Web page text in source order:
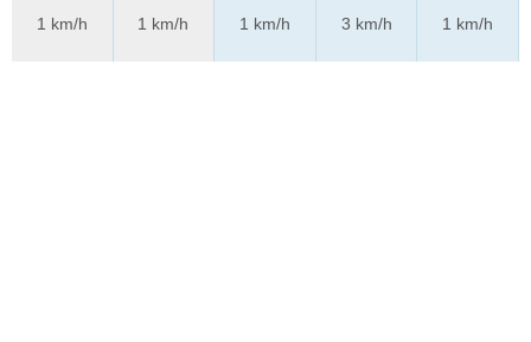
1 km/h
1 km/h
1 km/h
3 km/h
1 km/h